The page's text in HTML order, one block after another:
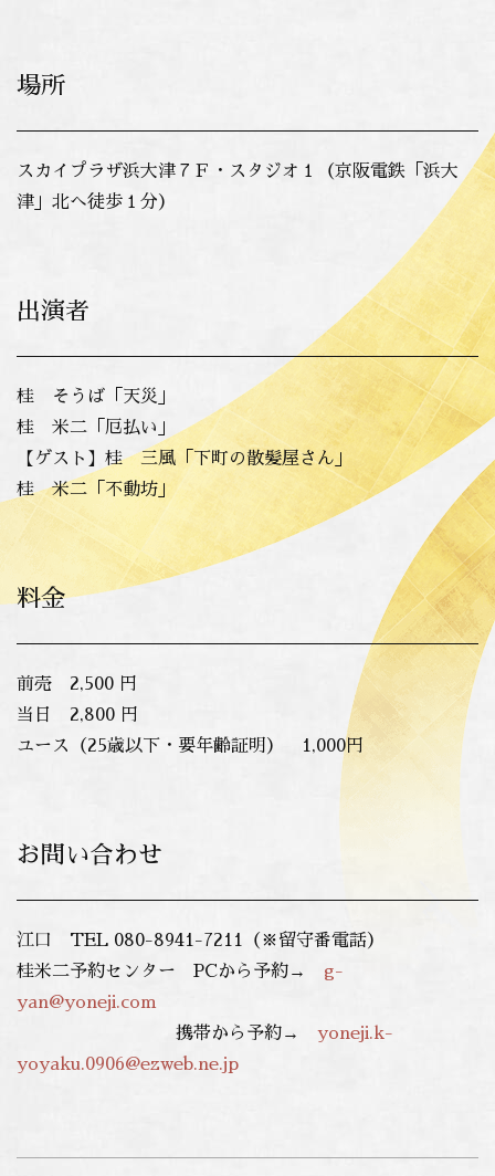
場所
スカイプラザ浜大津７Ｆ・スタジオ１（京阪電鉄「浜大
津」北へ徒歩１分）
出演者
桂 そうば「天災」
桂 米二「厄払い」
【ゲスト】桂 三風「下町の散髪屋さん」
桂 米二「不動坊」
料金
前売 2,500 円
当日 2,800 円
ユース（25歳以下・要年齢証明） 1,000円
お問い合わせ
江口 TEL 080-8941-7211（※留守番電話）
桂米二予約センター PCから予約→ g-
yan@yoneji.com
携帯から予約→ yoneji.k-
yoyaku.0906@ezweb.ne.jp